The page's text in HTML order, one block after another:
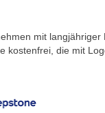
mit
kostenfrei, die mit